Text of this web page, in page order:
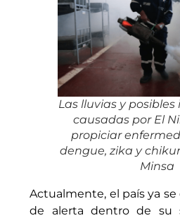
Las lluvias y
causadas por El
propiciar
dengue, zika y
Minsa
Actualmente, el país ya
de alerta dentro de su